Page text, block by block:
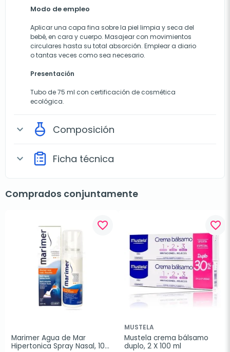
Modo de empleo
Aplicar una capa fina sobre la piel limpia y seca del
bebé, en cara y cuerpo. Masajear con movimientos
circulares hasta su total absorción. Emplear a diario
o tantas veces como sea necesario.
Presentación
Tubo de 75 ml con certificación de cosmética
ecológica.
expand_more Composición
expand_more Ficha técnica
Comprados conjuntamente
favorite_border
Marimer Agua de Mar
Hipertonica Spray Nasal, 100
favorite_border
MUSTELA
Mustela crema bálsamo
duplo, 2 X 100 ml